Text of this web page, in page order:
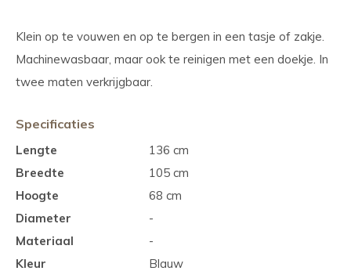
Klein op te vouwen en op te bergen in een tasje of zakje.
Machinewasbaar, maar ook te reinigen met een doekje. In
twee maten verkrijgbaar.
Specificaties
Lengte
136 cm
Breedte
105 cm
Hoogte
68 cm
Diameter
-
Materiaal
-
Kleur
Blauw